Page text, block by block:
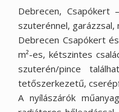
Debrecen, Csapókert
szuterénnel, garázzsal,
Debrecen Csapókert
m²-es, kétszintes
szuterén/pince
tetőszerkezetű,
A nyílászárók